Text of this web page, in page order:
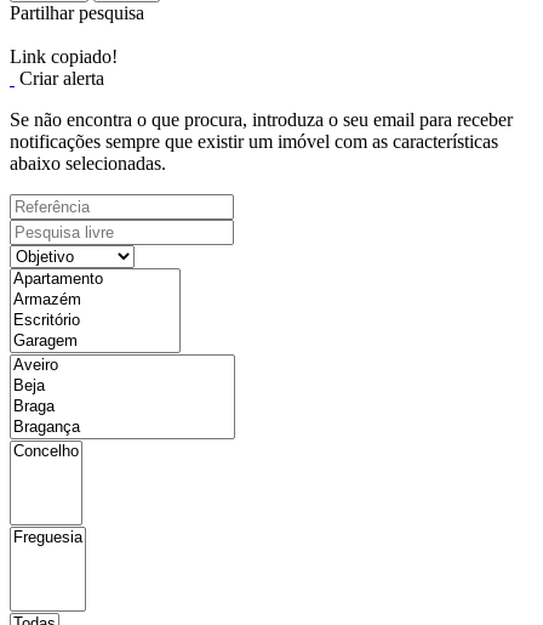
Partilhar pesquisa
Link copiado!
Criar alerta
Se não encontra o que procura, introduza o seu email para receber
notificações sempre que existir um imóvel com as características
abaixo selecionadas.